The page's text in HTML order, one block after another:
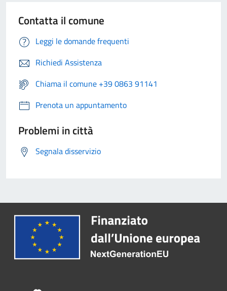
Contatta il comune
Leggi le domande frequenti
Richiedi Assistenza
Chiama il comune +39 0863 91141
Prenota un appuntamento
Problemi in città
Segnala disservizio